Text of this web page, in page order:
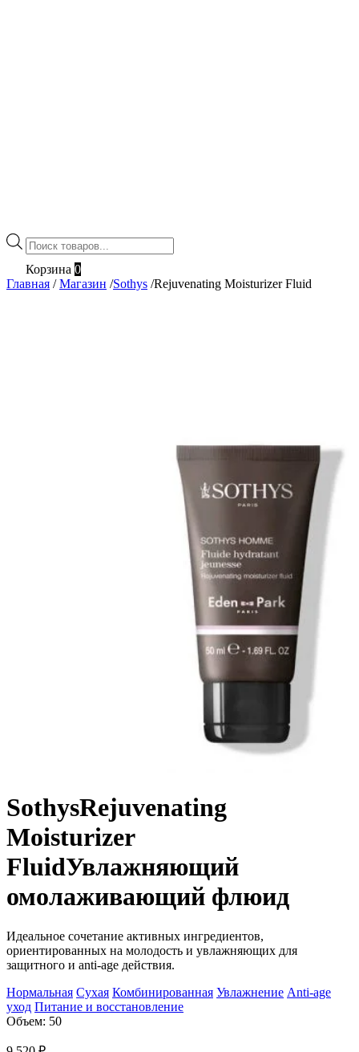
Поиск
товаров
Корзина 0
Главная / Магазин /Sothys /Rejuvenating Moisturizer Fluid
SothysRejuvenating
Moisturizer
FluidУвлажняющий
омолаживающий флюид
Идеальное сочетание активных ингредиентов,
ориентированных на молодость и увлажняющих для
защитного и anti-age действия.
Нормальная Сухая Комбинированная Увлажнение Anti-age
уход Питание и восстановление
Объем: 50